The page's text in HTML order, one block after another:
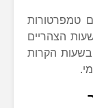
טמפרטורות
צלזיוס בשעות הצהריים
צלזיוס בשעות הקרות